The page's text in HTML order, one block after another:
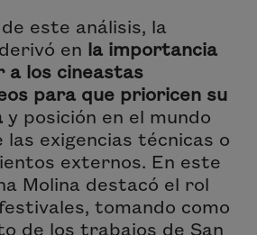
este análisis, la
en la importancia
a los cineastas
para que prioricen su
y posición en el mundo
las exigencias técnicas o
externos. En este
Molina destacó el rol
tomando como
de los trabajos de San